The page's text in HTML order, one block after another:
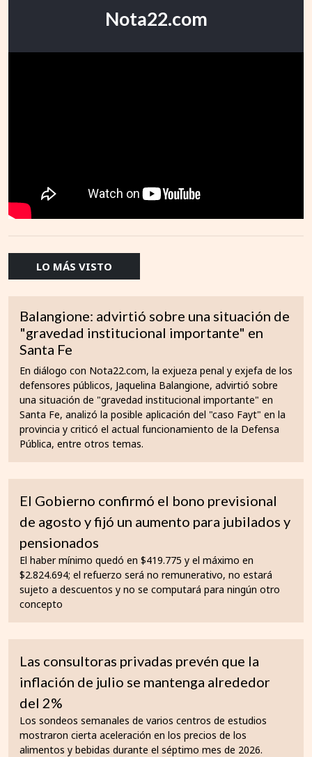
Nota22.com
LO MÁS VISTO
Balangione: advirtió sobre una situación de
"gravedad institucional importante" en
Santa Fe
En diálogo con Nota22.com, la exjueza penal y exjefa de los
defensores públicos, Jaquelina Balangione, advirtió sobre
una situación de "gravedad institucional importante" en
Santa Fe, analizó la posible aplicación del "caso Fayt" en la
provincia y criticó el actual funcionamiento de la Defensa
Pública, entre otros temas.
El Gobierno confirmó el bono previsional
de agosto y fijó un aumento para jubilados y
pensionados
El haber mínimo quedó en $419.775 y el máximo en
$2.824.694; el refuerzo será no remunerativo, no estará
sujeto a descuentos y no se computará para ningún otro
concepto
Las consultoras privadas prevén que la
inflación de julio se mantenga alrededor
del 2%
Los sondeos semanales de varios centros de estudios
mostraron cierta aceleración en los precios de los
alimentos y bebidas durante el séptimo mes de 2026.